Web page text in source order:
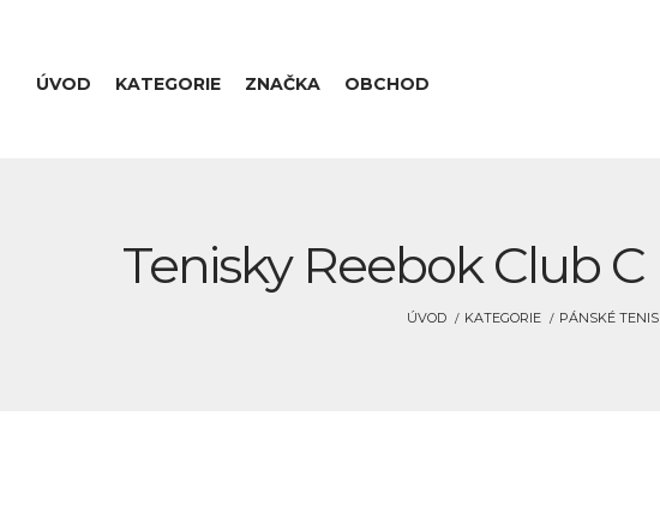
ÚVOD KATEGORIE ZNAČKA OBCHOD
Tenisky Reebok Club
ÚVOD KATEGORIE PÁNSKÉ